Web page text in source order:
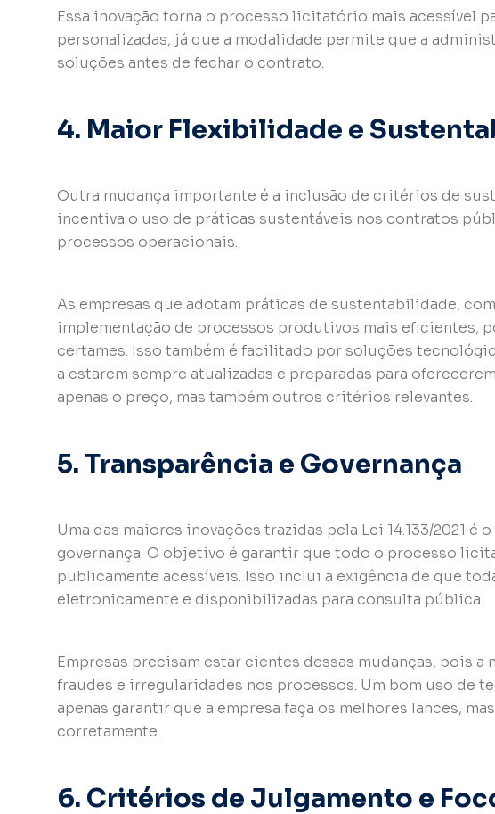
Essa inovação torna o processo licitatório mais acessível
personalizadas, já que a modalidade permite que a
soluções antes de fechar o contrato.
4. Maior Flexibilidade e
Outra mudança importante é a inclusão de critérios de
incentiva o uso de práticas sustentáveis nos contratos
processos operacionais.
As empresas que adotam práticas de sustentabilidade,
implementação de processos produtivos mais eficientes,
certames. Isso também é facilitado por soluções
a estarem sempre atualizadas e preparadas para
apenas o preço, mas também outros critérios relevantes.
5. Transparência e Governança
Uma das maiores inovações trazidas pela Lei 14.133/2021
governança. O objetivo é garantir que todo o processo
publicamente acessíveis. Isso inclui a exigência de que
eletronicamente e disponibilizadas para consulta pública.
Empresas precisam estar cientes dessas mudanças, pois
fraudes e irregularidades nos processos. Um bom uso de
apenas garantir que a empresa faça os melhores lances,
corretamente.
6. Critérios de Julgamento e